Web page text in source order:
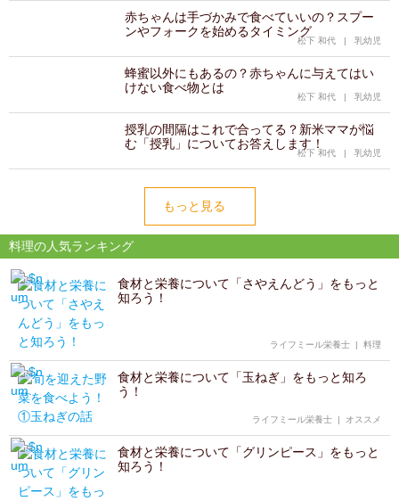
赤ちゃんは手づかみで食べていいの？スプー
ンやフォークを始めるタイミング
松下 和代 | 乳幼児
蜂蜜以外にもあるの？赤ちゃんに与えてはい
けない食べ物とは
松下 和代 | 乳幼児
授乳の間隔はこれで合ってる？新米ママが悩
む「授乳」についてお答えします！
松下 和代 | 乳幼児
もっと見る
料理の人気ランキング
食材と栄養について「さやえんどう」をもっと
知ろう！
ライフミール栄養士 | 料理
食材と栄養について「玉ねぎ」をもっと知ろ
う！
ライフミール栄養士 | オススメ
食材と栄養について「グリンピース」をもっと
知ろう！